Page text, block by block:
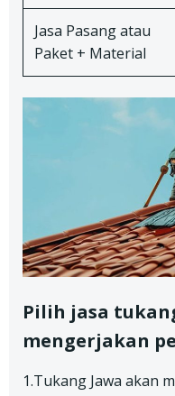
Jasa Pasang atau
Paket + Material
Pilih jasa
mengerjakan
1.Tukang Jawa akan